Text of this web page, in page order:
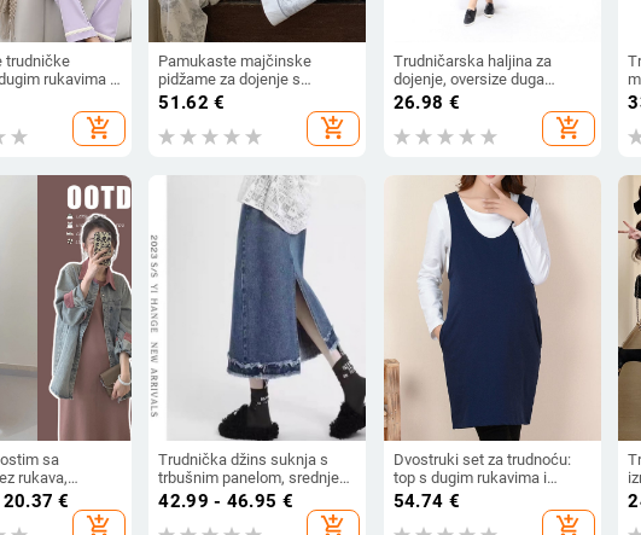
trudničke
rukavima i
add_shopping_cart
Pamukaste majčinske
pidžame za dojenje s
otvorom za dojenje, dugih
uzorak, proljeće–jesen
51.62 €
add_shopping_cart
Trudničarska haljina za
dojenje, oversize duga
haljina, japansko-korejski
opušten stil, pamuk/akril
smjesa (63% pamuk, 30–
50% akril), okrugli ovratnik,
26.98 €
add_shopping_cart
sa
rukava,
midi
2022
€
add_shopping_cart
Trudnička džins suknja s
trbušnim panelom, srednje
duljine, retro stil
42.99 - 46.95 €
add_shopping_cart
Dvostruki set za trudnoću:
top s dugim rukavima i
haljina bez ramena, korejski
stil, proljeće-jesen, pamuk
54.74 €
add_shopping_cart